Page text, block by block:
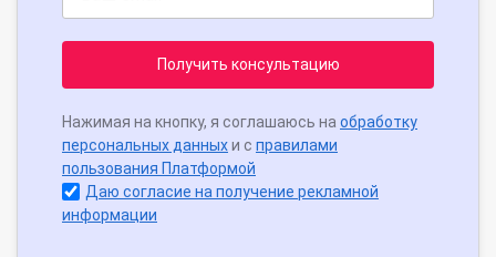
Получить консультацию
Нажимая на кнопку, я соглашаюсь на обработку
персональных данныхи с правилами
пользования Платформой
Даю согласие на получение рекламной
информации